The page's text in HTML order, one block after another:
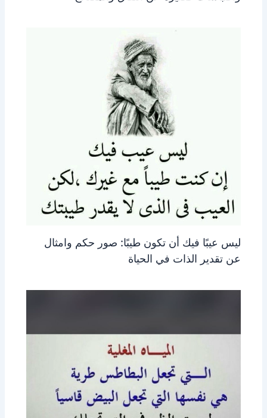
ليس عيبًا فيك أن تكون طيبًا: صور حكم وامثال
عن تقدير الذات في الحياة